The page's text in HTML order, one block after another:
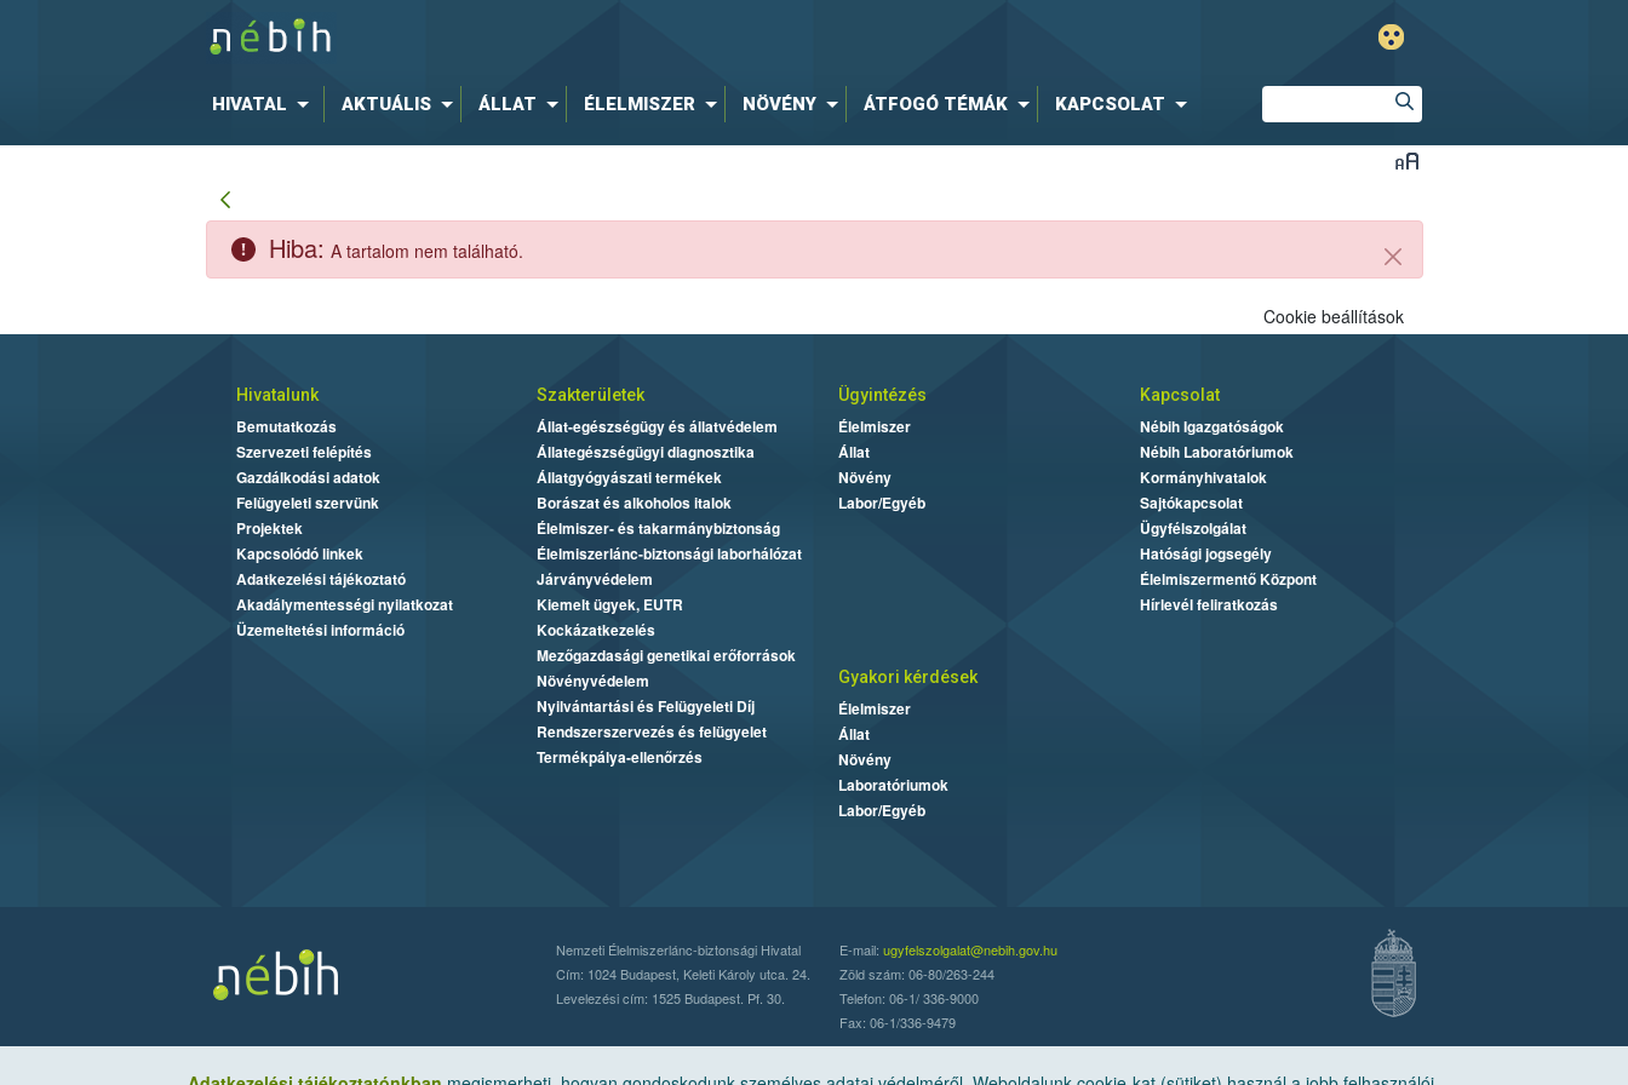
HIVATAL AKTUÁLIS ÁLLAT ÉLELMISZER NÖVÉNY ÁTFOGÓ TÉMÁK KAPCSOLAT
Zárás
Hiba: A tartalom nem található.
Cookie beállítások
Hivatalunk
Bemutatkozás
Szervezeti felépítés
Gazdálkodási adatok
Felügyeleti szervünk
Projektek
Kapcsolódó linkek
Adatkezelési tájékoztató
Akadálymentességi nyilatkozat
Üzemeltetési információ
Szakterületek
Állat-egészségügy és állatvédelem
Állategészségügyi diagnosztika
Állatgyógyászati termékek
Borászat és alkoholos italok
Élelmiszer- és takarmánybiztonság
Élelmiszerlánc-biztonsági laborhálózat
Járványvédelem
Kiemelt ügyek, EUTR
Kockázatkezelés
Mezőgazdasági genetikai erőforrások
Növényvédelem
Nyilvántartási és Felügyeleti Díj
Rendszerszervezés és felügyelet
Termékpálya-ellenőrzés
Ügyintézés
Élelmiszer
Állat
Növény
Labor/Egyéb
Kapcsolat
Nébih Igazgatóságok
Nébih Laboratóriumok
Kormányhivatalok
Sajtókapcsolat
Ügyfélszolgálat
Hatósági jogsegély
Élelmiszermentő Központ
Hírlevél feliratkozás
Gyakori kérdések
Élelmiszer
Állat
Növény
Laboratóriumok
Labor/Egyéb
Nemzeti Élelmiszerlánc-biztonsági Hivatal
Cím: 1024 Budapest, Keleti Károly utca. 24.
Levelezési cím: 1525 Budapest. Pf. 30.
E-mail:ugyfelszolgalat@nebih.gov.hu
Zöld szám: 06-80/263-244
Telefon: 06-1/ 336-9000
Fax: 06-1/336-9479